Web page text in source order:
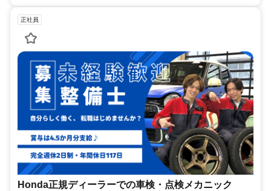
正社員
Honda正規ディーラーでの車検・点検メカニック